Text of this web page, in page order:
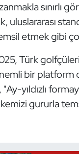
sınırlı
uluslararası
etmek gibi
Türk
bir platform
"Ay-yıldızlı
gururla